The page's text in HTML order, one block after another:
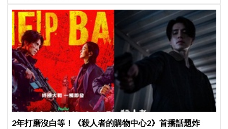
2年打磨沒白等！《殺人者的購物中心2》首播話題炸